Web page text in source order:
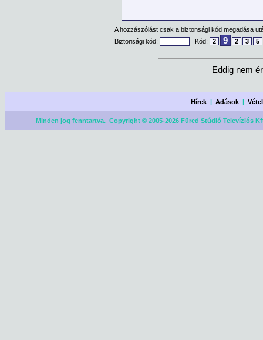
A hozzászólást csak a biztonsági kód megadása
Biztonsági kód:
Kód: 2 9 2 3 5
Eddig nem
Hírek |Adások |
Minden jog fenntartva. Copyright © 2005-2026 Füred Stúdió Televíziós